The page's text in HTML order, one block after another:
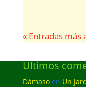
« Entradas más
Últimos
Dámasoen Un